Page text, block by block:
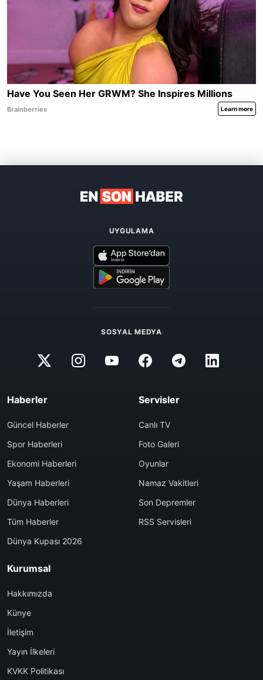
UYGULAMA
SOSYAL MEDYA
Haberler
Güncel Haberler
Spor Haberleri
Ekonomi Haberleri
Yaşam Haberleri
Dünya Haberleri
Tüm Haberler
Dünya Kupası 2026
Servisler
Canlı TV
Foto Galeri
Oyunlar
Namaz Vakitleri
Son Depremler
RSS Servisleri
Kurumsal
Hakkımızda
Künye
İletişim
Yayın İlkeleri
KVKK Politikası